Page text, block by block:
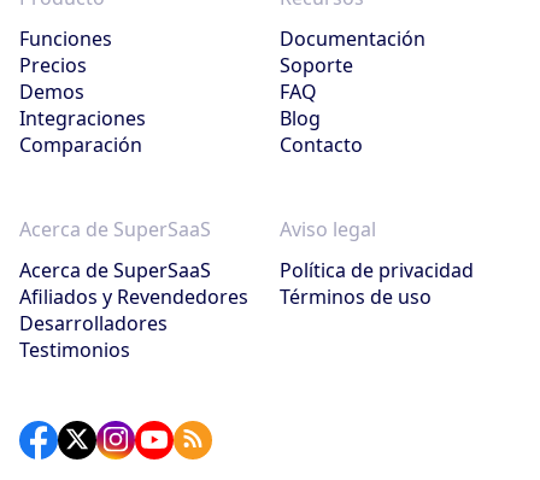
Funciones
Precios
Demos
Integraciones
Comparación
Documentación
Soporte
FAQ
Blog
Contacto
Acerca de SuperSaaS
Acerca de SuperSaaS
Afiliados y Revendedores
Desarrolladores
Testimonios
Aviso legal
Política de privacidad
Términos de uso